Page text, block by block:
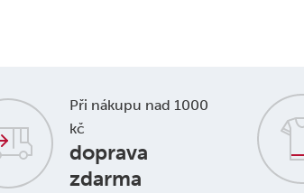
Při nákupu nad 1000
kč
doprava
zdarma